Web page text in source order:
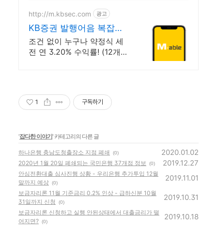
http://m.kbsec.com 광고
KB증권 발행어음 복잡한
조건없이 누구나
조건 없이 누구나 약정식 세
전 연 3.20% 수익률! (12개
1 구독하기
'잡다한 이야기' 카테고리의 다른 글
하나은행 충남도청출장소 지점 폐쇄 (0) 2020.01.02
2020년 1월 20일 폐쇄되는 국민은행 37개점 정보 (0) 2019.12.27
안심전환대출 심사진행 상황 - 우리은행 추가투입 12월
말까지 예상 (0)
2019.11.01
보금자리론 11월 기준금리 0.2% 인상 - 급하신분 10월
31일까지 신청
(0)
2019.10.31
보금자리론 신청하고 실행 안된상태에서 대출금리가 떨
어지면? (0)
2019.10.18